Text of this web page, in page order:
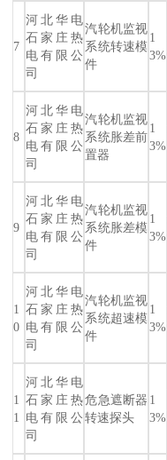
7
河北华电
石家庄热
电有限公
司
汽轮机监视
系统转速模
件
1
3%
8
河北华电
石家庄热
电有限公
司
汽轮机监视
系统胀差前
置器
1
3%
9
河北华电
石家庄热
电有限公
司
汽轮机监视
系统胀差模
件
1
3%
1
0
河北华电
石家庄热
电有限公
司
汽轮机监视
系统超速模
件
1
3%
1
1
河北华电
石家庄热
电有限公
司
危急遮断器
转速探头
1
3%